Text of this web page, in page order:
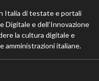
Italia di testate e portali
Digitale e dell’Innovazione
la cultura digitale e
amministrazioni italiane.